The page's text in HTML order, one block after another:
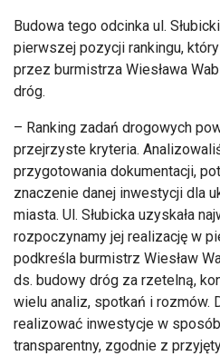
Budowa tego odcinka ul.
pierwszej pozycji rankingu, który
przez burmistrza Wiesława
dróg.
– Ranking zadań drogowych
przejrzyste kryteria.
przygotowania dokumentacji,
znaczenie danej inwestycji dla
miasta. Ul. Słubicka uzyskała
rozpoczynamy jej realizację w
podkreśla burmistrz Wiesław
ds. budowy dróg za rzetelną,
wielu analiz, spotkań i rozmów.
realizować inwestycje w
transparentny, zgodnie z